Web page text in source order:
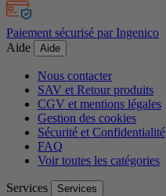
Paiement sécurisé par Ingenico
Aide
Aide
Nous contacter
SAV et Retour produits
CGV et mentions légales
Gestion des cookies
Sécurité et Confidentialité
FAQ
Voir toutes les catégories
Services Services